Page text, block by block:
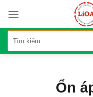
content
Ổn